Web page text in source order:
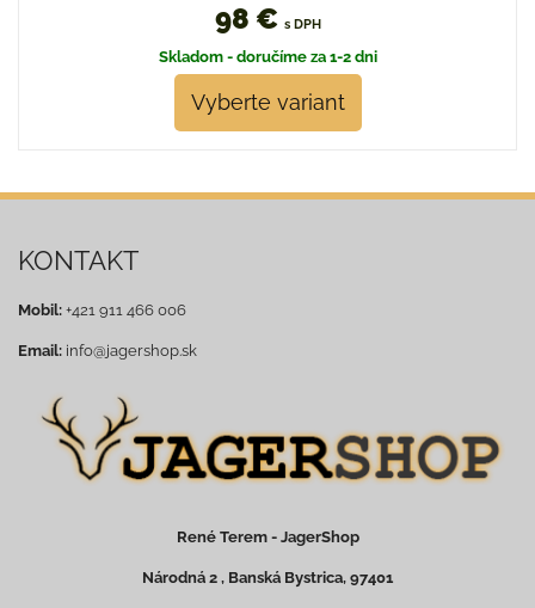
98 € s DPH
Skladom - doručíme za 1-2 dni
Vyberte variant
KONTAKT
Mobil: +421 911 466 006
Email: info@jagershop.sk
René Terem - JagerShop
Národná 2 , Banská Bystrica, 97401